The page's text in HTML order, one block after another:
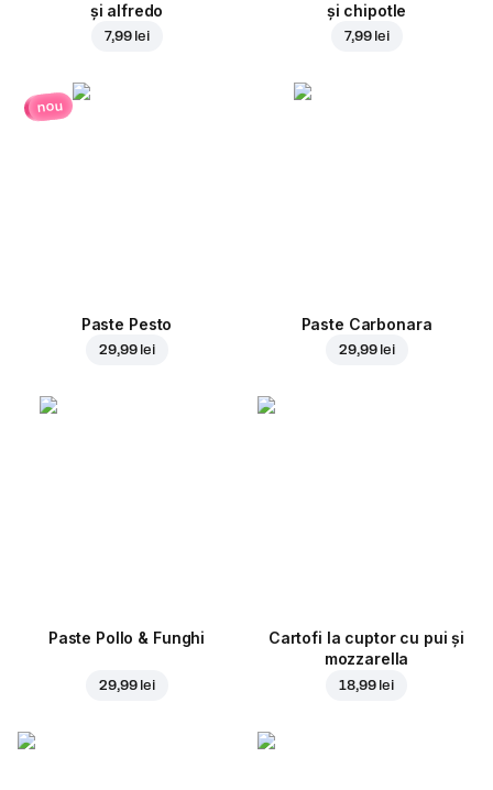
și alfredo
7,99 lei
și chipotle
7,99 lei
nou
Paste Pesto
29,99 lei
Paste Carbonara
29,99 lei
Paste Pollo & Funghi
29,99 lei
Cartofi la cuptor cu pui și
mozzarella
18,99 lei